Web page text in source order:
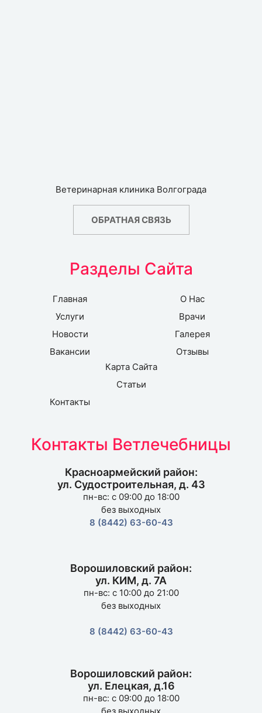
Ветеринарная клиника Волгограда
ОБРАТНАЯ СВЯЗЬ
Разделы Сайта
Главная
О Нас
Услуги
Врачи
Новости
Галерея
Вакансии
Отзывы
Карта Сайта
Статьи
Контакты
Контакты Ветлечебницы
Красноармейский район:
ул. Судостроительная, д. 43
пн-вс: с 09:00 до 18:00
без выходных
8 (8442) 63-60-43
Ворошиловский район:
ул. КИМ, д. 7А
пн-вс: с 10:00 до 21:00
без выходных
8 (8442) 63-60-43
Ворошиловский район:
ул. Елецкая, д.16
пн-вс: с 09:00 до 18:00
без выходных